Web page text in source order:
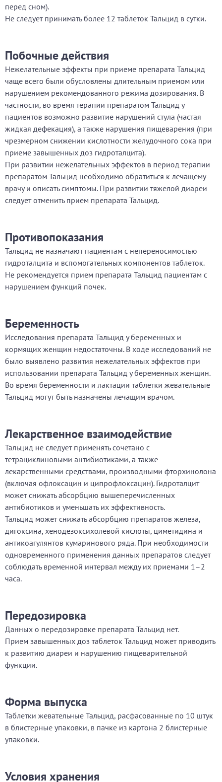
перед сном).
Не следует принимать более 12 таблеток Тальцид в сутки.
Побочные действия
Нежелательные эффекты при приеме препарата Тальцид
чаще всего были обусловлены длительным приемом или
нарушением рекомендованного режима дозирования. В
частности, во время терапии препаратом Тальцид у
пациентов возможно развитие нарушений стула (частая
жидкая дефекация), а также нарушения пищеварения (при
чрезмерном снижении кислотности желудочного сока при
приеме завышенных доз гидроталцита).
При развитии нежелательных эффектов в период терапии
препаратом Тальцид необходимо обратиться к лечащему
врачу и описать симптомы. При развитии тяжелой диареи
следует отменить прием препарата Тальцид.
Противопоказания
Тальцид не назначают пациентам с непереносимостью
гидроталцита и вспомогательных компонентов таблеток.
Не рекомендуется прием препарата Тальцид пациентам с
нарушением функций почек.
Беременность
Исследования препарата Тальцид у беременных и
кормящих женщин недостаточны. В ходе исследований не
было выявлено развития нежелательных эффектов при
использовании препарата Тальцид у беременных женщин.
Во время беременности и лактации таблетки жевательные
Тальцид могут быть назначены лечащим врачом.
Лекарственное взаимодействие
Тальцид не следует применять сочетано с
тетрациклиновыми антибиотиками, а также
лекарственными средствами, производными фторхинолона
(включая офлоксацин и ципрофлоксацин). Гидроталцит
может снижать абсорбцию вышеперечисленных
антибиотиков и уменьшать их эффективность.
Тальцид может снижать абсорбцию препаратов железа,
дигоксина, хенодезоксихолевой кислоты, циметидина и
антикоагулянтов кумаринового ряда. При необходимости
одновременного применения данных препаратов следует
соблюдать временной интервал между их приемами 1–2
часа.
Передозировка
Данных о передозировке препарата Тальцид нет.
Прием завышенных доз таблеток Тальцид может приводить
к развитию диареи и нарушению пищеварительной
функции.
Форма выпуска
Таблетки жевательные Тальцид, расфасованные по 10 штук
в блистерные упаковки, в пачке из картона 2 блистерные
упаковки.
Условия хранения